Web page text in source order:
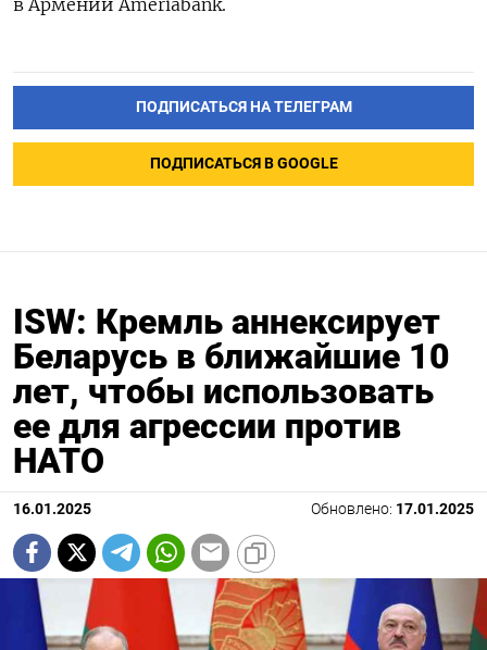
ПОДПИСАТЬСЯ НА ТЕЛЕГРАМ
ПОДПИСАТЬСЯ В GOOGLE
ISW: Кремль аннексирует
Беларусь в ближайшие 10
лет, чтобы использовать
ее для агрессии против
НАТО
16.01.2025 Обновлено: 17.01.2025